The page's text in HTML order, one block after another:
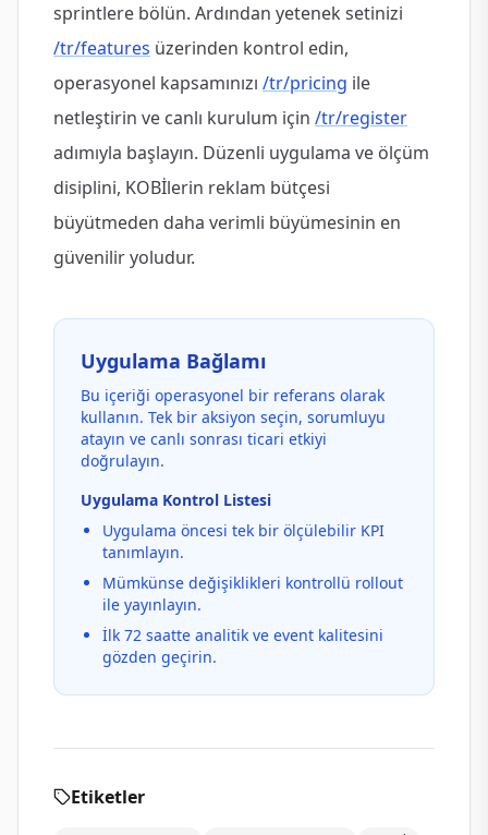
sprintlere bölün. Ardından yetenek setinizi
/tr/features üzerinden kontrol edin,
operasyonel kapsamınızı /tr/pricing ile
netleştirin ve canlı kurulum için /tr/register
adımıyla başlayın. Düzenli uygulama ve ölçüm
disiplini, KOBİlerin reklam bütçesi
büyütmeden daha verimli büyümesinin en
güvenilir yoludur.
Uygulama Bağlamı
Bu içeriği operasyonel bir referans olarak
kullanın. Tek bir aksiyon seçin, sorumluyu
atayın ve canlı sonrası ticari etkiyi
doğrulayın.
Uygulama Kontrol Listesi
Uygulama öncesi tek bir ölçülebilir KPI
tanımlayın.
Mümkünse değişiklikleri kontrollü rollout
ile yayınlayın.
İlk 72 saatte analitik ve event kalitesini
gözden geçirin.
Etiketler